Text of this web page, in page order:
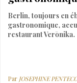
Berlin, toujours en
gastronomique,
restaurant Verōnika.
Par JOSEPHINE